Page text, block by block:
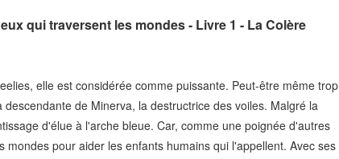
qui traversent les mondes - Livre 1 - La Colère
elle est considérée comme puissante. Peut-être même trop
de Minerva, la destructrice des voiles. Malgré la
d'élue à l'arche bleue. Car, comme une poignée d'autres
pour aider les enfants humains qui l'appellent. Avec ses